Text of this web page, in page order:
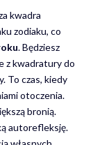
kwadra
zodiaku, co
. Będziesz
z kwadratury do
To czas, kiedy
otoczenia.
bronią.
autorefleksję.